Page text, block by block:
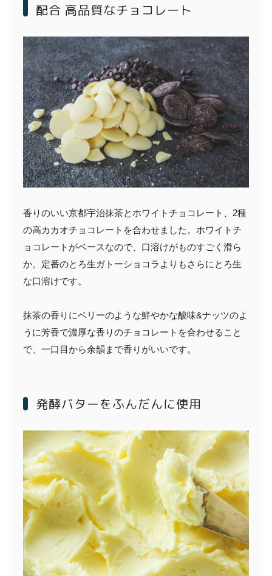
配合 高品質なチョコレート
香りのいい京都宇治抹茶とホワイトチョコレート、2種
の高カカオチョコレートを合わせました。ホワイトチ
ョコレートがベースなので、口溶けがものすごく滑ら
か。定番のとろ生ガトーショコラよりもさらにとろ生
な口溶けです。
抹茶の香りにベリーのような鮮やかな酸味&ナッツのよ
うに芳香で濃厚な香りのチョコレートを合わせること
で、一口目から余韻まで香りがいいです。
発酵バターをふんだんに使用